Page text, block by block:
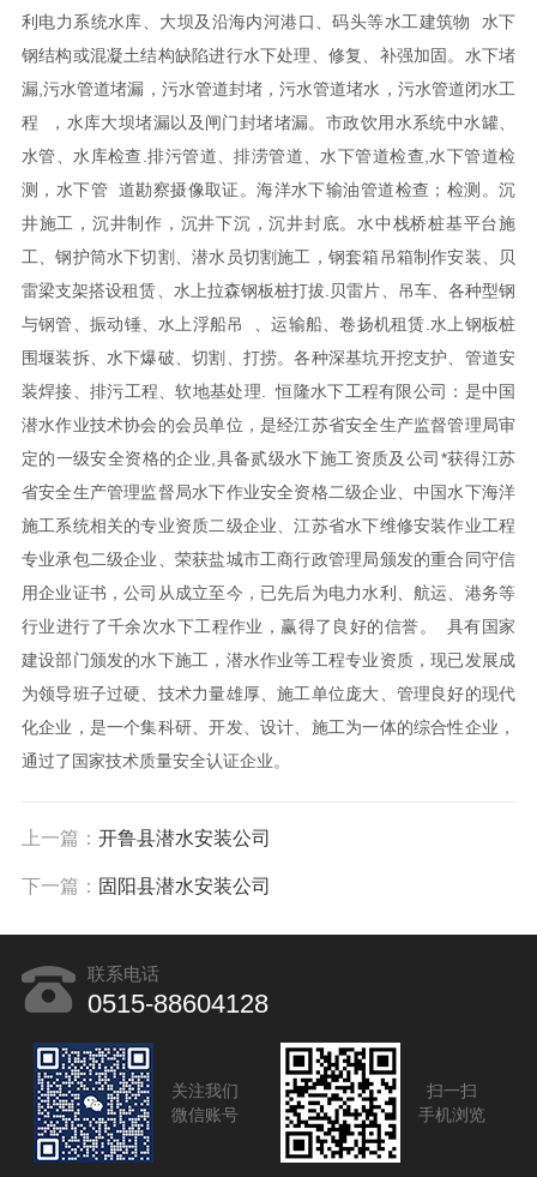
利电力系统水库、大坝及沿海内河港口、码头等水工建筑物 水下
钢结构或混凝土结构缺陷进行水下处理、修复、补强加固。水下堵
漏,污水管道堵漏，污水管道封堵，污水管道堵水，污水管道闭水工
程 ，水库大坝堵漏以及闸门封堵堵漏。市政饮用水系统中水罐、
水管、水库检查.排污管道、排涝管道、水下管道检查,水下管道检
测，水下管 道勘察摄像取证。海洋水下输油管道检查；检测。沉
井施工，沉井制作，沉井下沉，沉井封底。水中栈桥桩基平台施
工、钢护筒水下切割、潜水员切割施工，钢套箱吊箱制作安装、贝
雷梁支架搭设租赁、水上拉森钢板桩打拔.贝雷片、吊车、各种型钢
与钢管、振动锤、水上浮船吊 、运输船、卷扬机租赁.水上钢板桩
围堰装拆、水下爆破、切割、打捞。各种深基坑开挖支护、管道安
装焊接、排污工程、软地基处理.
恒隆水下工程有限公司：是中国
潜水作业技术协会的会员单位，是经江苏省安全生产监督管理局审
定的一级安全资格的企业,具备贰级水下施工资质及公司*获得江苏
省安全生产管理监督局水下作业安全资格二级企业、中国水下海洋
施工系统相关的专业资质二级企业、江苏省水下维修安装作业工程
专业承包二级企业、荣获盐城市工商行政管理局颁发的重合同守信
用企业证书，公司从成立至今，已先后为电力水利、航运、港务等
行业进行了千余次水下工程作业，赢得了良好的信誉。
具有国家
建设部门颁发的水下施工，潜水作业等工程专业资质，现已发展成
为领导班子过硬、技术力量雄厚、施工单位庞大、管理良好的现代
化企业，是一个集科研、开发、设计、施工为一体的综合性企业，
通过了国家技术质量安全认证企业。
上一篇： 开鲁县潜水安装公司
下一篇： 固阳县潜水安装公司
联系电话
0515-88604128
关注我们
微信账号
扫一扫
手机浏览